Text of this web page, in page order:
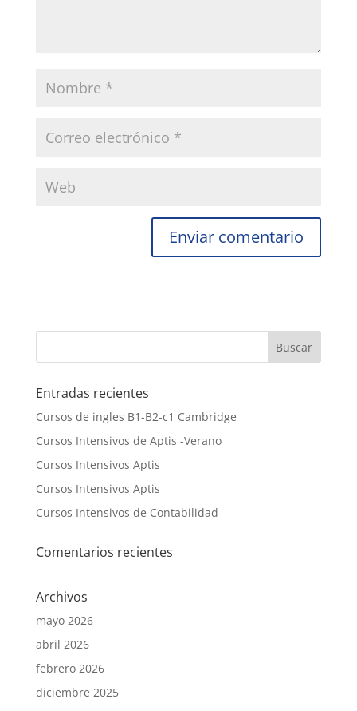
Entradas recientes
Cursos de ingles B1-B2-c1 Cambridge
Cursos Intensivos de Aptis -Verano
Cursos Intensivos Aptis
Cursos Intensivos Aptis
Cursos Intensivos de Contabilidad
Comentarios recientes
Archivos
mayo 2026
abril 2026
febrero 2026
diciembre 2025